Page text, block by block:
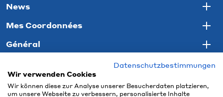
News
Mes Coordonnées
Général
Datenschutzbestimmungen
Wir verwenden Cookies
Wir können diese zur Analyse unserer Besucherdaten platzieren,
um unsere Webseite zu verbessern, personalisierte Inhalte